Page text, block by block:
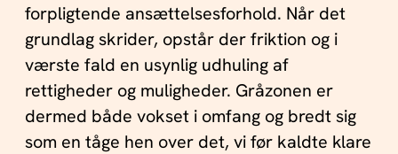
forpligtende ansættelsesforhold. Når det
grundlag skrider, opstår der friktion og i
værste fald en usynlig udhuling af
rettigheder og muligheder. Gråzonen er
dermed både vokset i omfang og bredt sig
som en tåge hen over det, vi før kaldte klare